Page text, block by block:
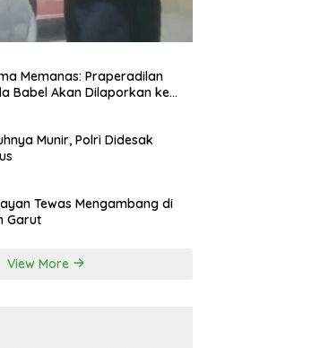
Memanas: Praperadilan
Babel Akan Dilaporkan ke
Munir, Polri Didesak
Tewas Mengambang di
Garut
View More